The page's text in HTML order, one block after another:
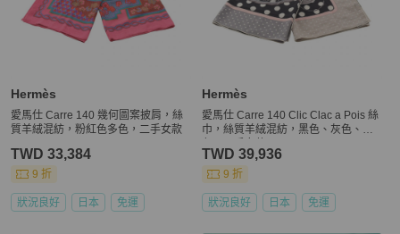
Hermès
愛馬仕 Carre 140 幾何圖案披肩，絲
質羊絨混紡，粉紅色多色，二手女款
TWD 33,384
9 折
狀況良好 日本 免運
Hermès
愛馬仕 Carre 140 Clic Clac a Pois 絲
巾，絲質羊絨混紡，黑色、灰色、多
TWD 39,936
9 折
狀況良好 日本 免運